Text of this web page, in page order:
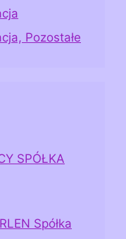
Pozostałe
SPÓŁKA
Spółka